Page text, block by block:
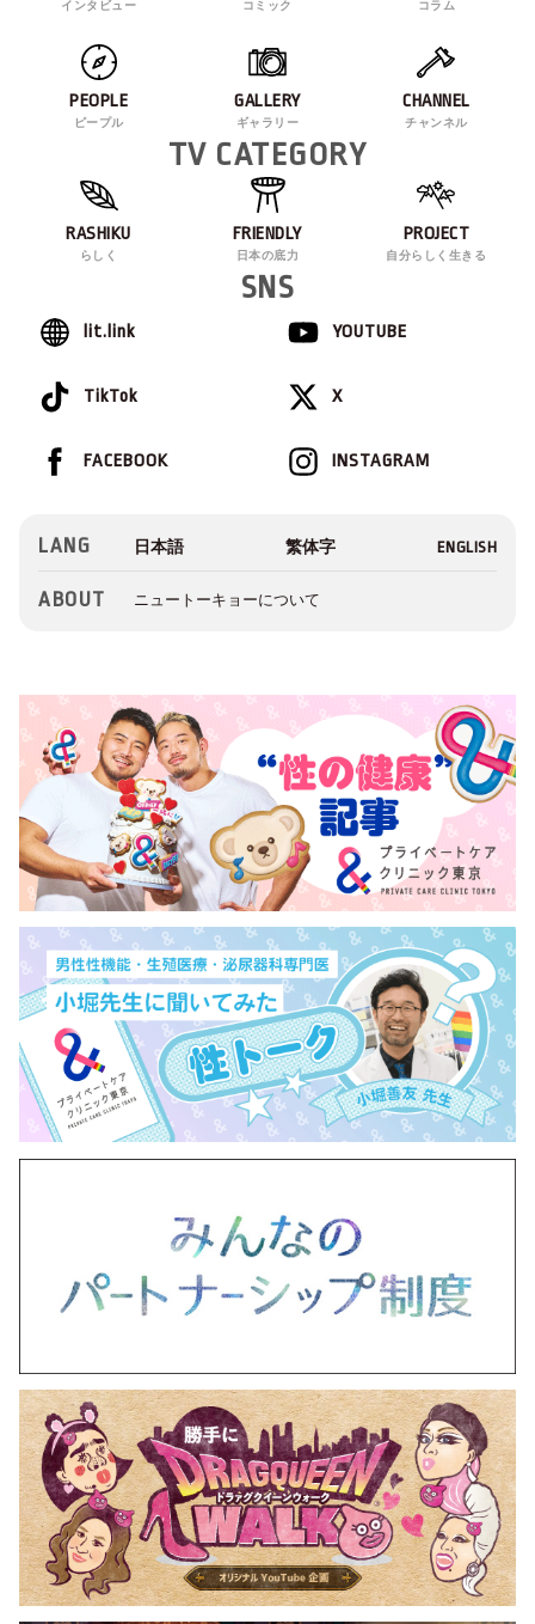
インタビュー コミック コラム
PEOPLE
ピープル
GALLERY
ギャラリー
CHANNEL
チャンネル
TV CATEGORY
RASHIKU
らしく
FRIENDLY
日本の底力
PROJECT
自分らしく生きる
SNS
lit.link YOUTUBE
TikTok X
INSTAGRAM
FACEBOOK
LANG
ABOUT ニュートーキョーについて